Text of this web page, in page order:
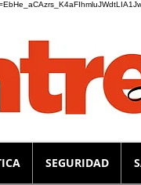
SEGURIDAD